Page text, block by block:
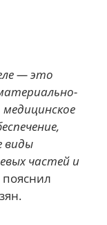
— это
виды
частей и